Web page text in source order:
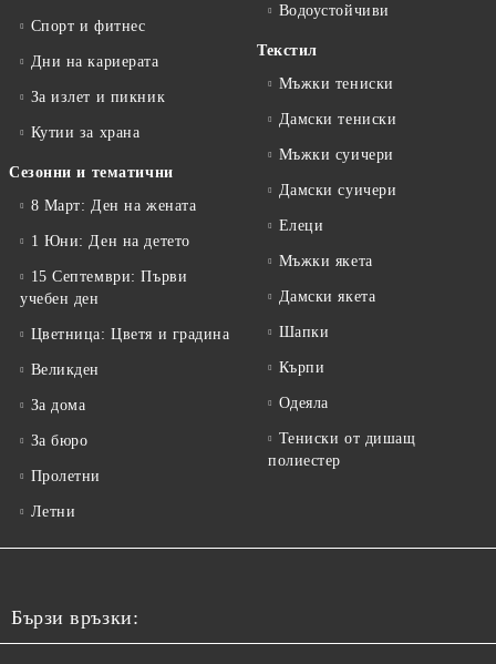
Спорт и фитнес
Дни на кариерата
За излет и пикник
Кутии за храна
Сезонни и тематични
8 Март: Ден на жената
1 Юни: Ден на детето
15 Септември: Първи
учебен ден
Цветница: Цветя и градина
Великден
За дома
За бюро
Пролетни
Летни
Водоустойчиви
Текстил
Мъжки тениски
Дамски тениски
Мъжки суичери
Дамски суичери
Елеци
Мъжки якета
Дамски якета
Шапки
Кърпи
Одеяла
Тениски от дишащ
полиестер
Бързи връзки: